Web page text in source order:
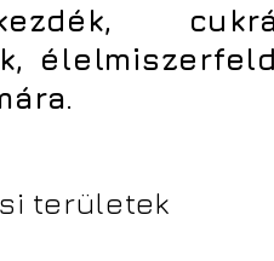
területek